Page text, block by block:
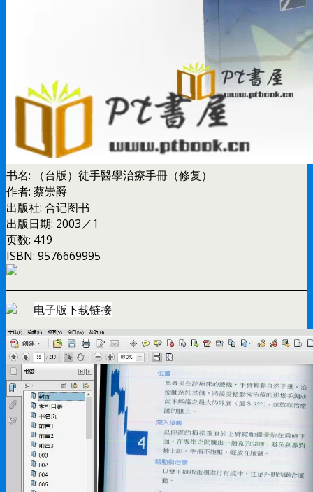
书名:
（台版）徒手醫學治療手冊（修复）
作者: 蔡崇爵
出版社: 合记图书
出版日期: 2003／1
页数: 419
ISBN: 9576669995
电子版下载链接